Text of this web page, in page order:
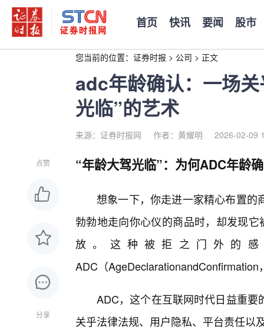
首页 快讯 要闻 股市
您当前的位置： 证券时报 > 公司 > 正文
adc年龄确认：一场
光临”的艺术
来源：证券时报网 作者：黄耀明 2026-02-09
点赞
分享
“年龄大驾光临”：为何ADC年龄
想象一下，你走进一家精心布置的
勃勃地走向你心仪的商品时，却发现
放。这种被拒之门外的
ADC（
ADC，这个在互联网时代日益重
关乎法律法规、用户隐私、平台责任以